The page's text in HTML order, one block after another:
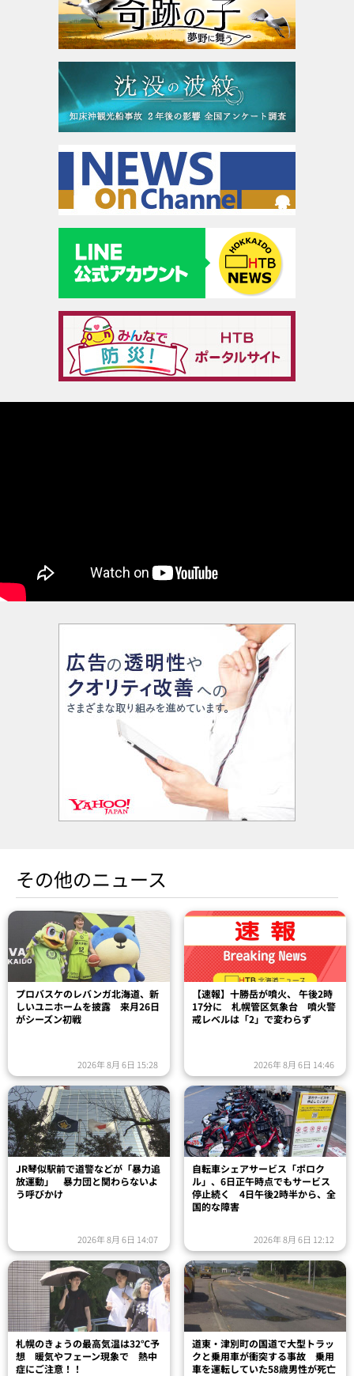
その他のニュース
プロバスケのレバンガ北海道、新
しいユニホームを披露 来月26日
がシーズン初戦
2026年 8月 6日 15:28
【速報】十勝岳が噴火、 午後2時
17分に 札幌管区気象台 噴火警
戒レベルは「2」で変わらず
2026年 8月 6日 14:46
JR琴似駅前で道警などが「暴力追
放運動」 暴力団と関わらないよ
う呼びかけ
2026年 8月 6日 14:07
自転車シェアサービス「ポロク
ル」、6日正午時点でもサービス
停止続く 4日午後2時半から、全
国的な障害
2026年 8月 6日 12:12
札幌のきょうの最高気温は32℃予
想 暖気やフェーン現象で 熱中
症にご注意！！
道東・津別町の国道で大型トラッ
クと乗用車が衝突する事故 乗用
車を運転していた58歳男性が死亡